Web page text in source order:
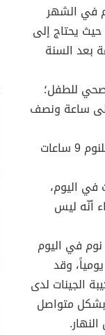
في اليوم في الشهر
حيث يحتاج إلى
بعد الشهر الأول ثمّ 13 ساعة بعد السنة
للطفل؛
إلى ساعة ونصف
عند بلوغ الإنسان مرحلة المراهقة تُصبح حاجته للنوم 9 ساعات
فهي من 7 - 8 ساعات في اليوم،
أنّه ليس
في اليوم
الاكتفاء بـ 7 ساعات يومياً، وقد
الجينات لدى
متواصل